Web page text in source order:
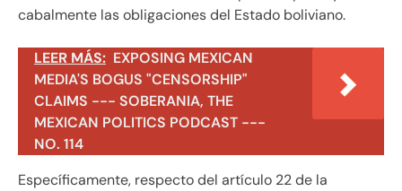
cabalmente las obligaciones del Estado boliviano.
LEER MÁS: EXPOSING MEXICAN
MEDIA'S BOGUS "CENSORSHIP"
CLAIMS --- SOBERANIA, THE
MEXICAN POLITICS PODCAST ---
NO. 114
Específicamente, respecto del artículo 22 de la